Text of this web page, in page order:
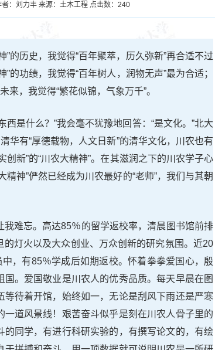
者：刘力丰 来源：土木工程 点击数： 240
”的历史，我觉得“百年聚萃，历久弥新”再合适不过
的功绩，我觉得“百年树人，润物无声”最为合适；
来，我觉得“繁花似锦，气象万千”。
西是什么？”我会毫不犹豫地回答：“是文化。”北大
华有“厚德载物，人文日新”的清华文化，川农也有
新”的“川农大精神”。在其滋润之下的川农学子心
神”俨然已经成为川农最好的“老师”，我们与其朝
我难忘。高达85％的留学返校率，清晨图书馆前排
灯火以及大众创业、万众创新的研究氛围。近20
，有85％学成后如期返校。怀着拳拳爱国心，殷
。爱国敬业是川农人的优秀品质。每天早晨在图
待着开馆，始终如一，无论是刮风下雨还是严寒
道风景线！艰苦奋斗似乎是刻在川农人骨子里的
同学，有进行科研实验的，有撰写论文的，有绘